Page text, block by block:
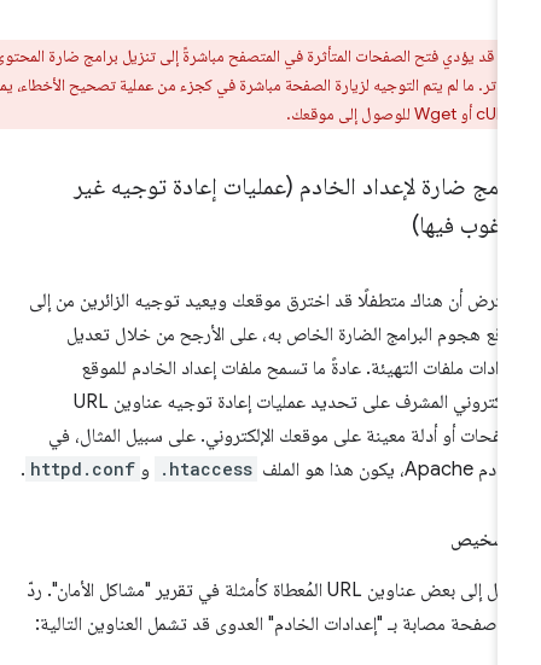
قد يؤدي فتح الصفحات المتأثرة في المتصفح مباشرةً إلى تنزيل برامج ضارة المحتوى إلى
ما لم يتم التوجيه لزيارة الصفحة مباشرة في كجزء من عملية تصحيح الأخطاء، يمكنك
ضارة لإعداد الخادم (عمليات إعادة توجيه غير
فيها)
أن هناك متطفلًا قد اخترق موقعك ويعيد توجيه الزائرين من إلى
هجوم البرامج الضارة الخاص به، على الأرجح من خلال تعديل
ملفات التهيئة. عادةً ما تسمح ملفات إعداد الخادم للموقع
الإلكتروني المشرف على تحديد عمليات إعادة توجيه عناوين URL
أو أدلة معينة على موقعك الإلكتروني. على سبيل المثال، في
.htaccess و httpd.conf
.
انتقِل إلى بعض عناوين URL المُعطاة كأمثلة في تقرير "مشاكل الأمان". ردّ
صفحة مصابة بـ "إعدادات الخادم" العدوى قد تشمل العناوين التالية: